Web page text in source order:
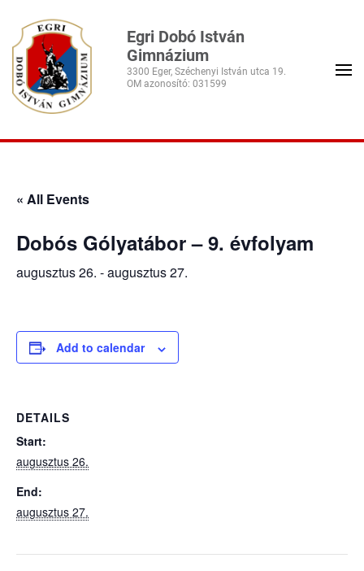
Egri Dobó István
Gimnázium
3300 Eger, Széchenyi István utca 19.
« All Events
Dobós Gólyatábor – 9. évfolyam
augusztus 26. -augusztus 27.
Add to calendar
DETAILS
Start:
augusztus 26.
End:
augusztus 27.